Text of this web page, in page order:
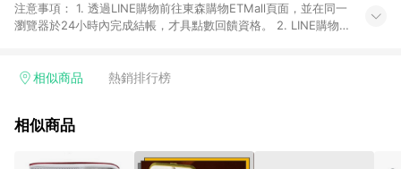
注意事項： 1. 透過LINE購物前往東森購物ETMall頁面，並在同一
瀏覽器於24小時內完成結帳，才具點數回饋資格。 2. LINE購物
單，皆不在點數回饋範圍內。 3. 如購買以下類別商品，將無法獲
球嚴選、商城、專案商品、「草莓網」全館商品。 4. 如取消訂
回饋。 5. 點數回饋會扣除所有折扣優惠後之最終發票金額計算，
相似商品 熱銷排行榜
相似商品